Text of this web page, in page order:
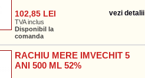
102,85 LEI
TVA inclus
Disponibil la
comanda
vezi detalii
RACHIU MERE IMVECHIT 5
ANI 500 ML 52%